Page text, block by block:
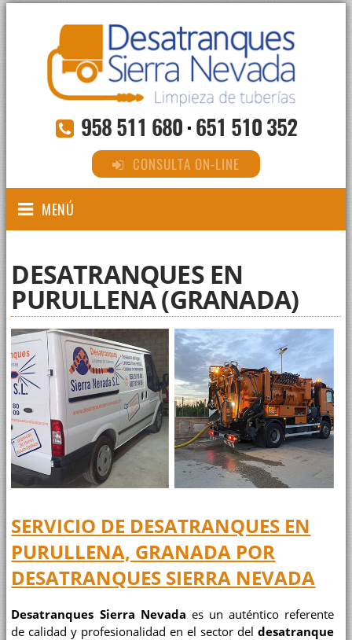
958 511 680·651 510 352
CONSULTA ON-LINE
MENÚ
DESATRANQUES EN
PURULLENA (GRANADA)
SERVICIO DE DESATRANQUES EN
PURULLENA, GRANADA POR
DESATRANQUES SIERRA NEVADA
Desatranques Sierra Nevada es un auténtico referente
de calidad y profesionalidad en el sector deldesatranque